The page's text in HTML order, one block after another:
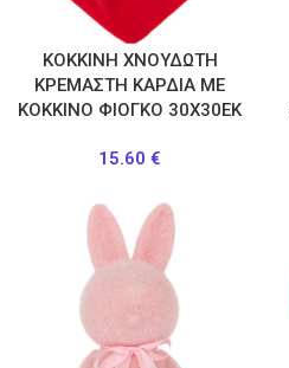
ΚΟΚΚΙΝΗ ΧΝΟΥΔΩΤΗ
ΚΡΕΜΑΣΤΗ ΚΑΡΔΙΑ ΜΕ
ΚΟΚΚΙΝΟ ΦΙΟΓΚΟ 30Χ30ΕΚ
15.60 €